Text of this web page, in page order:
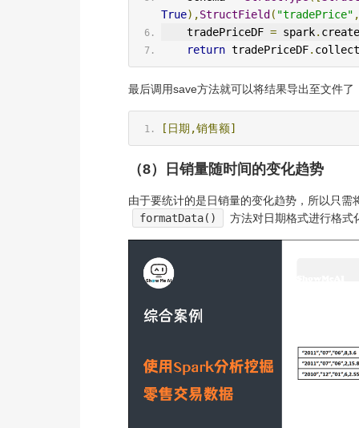
True),StructField ( "tradePrice" ,
    tradePriceDF
= spark.
return tradePriceDF. collect
最后调用save方法就可以将结果导出至文件了
[日期,销售额]
（8）日销量随时间的变化趋势
由于要统计的是日销量的变化趋势，所以只
formatData()
方法对日期格式进行格式